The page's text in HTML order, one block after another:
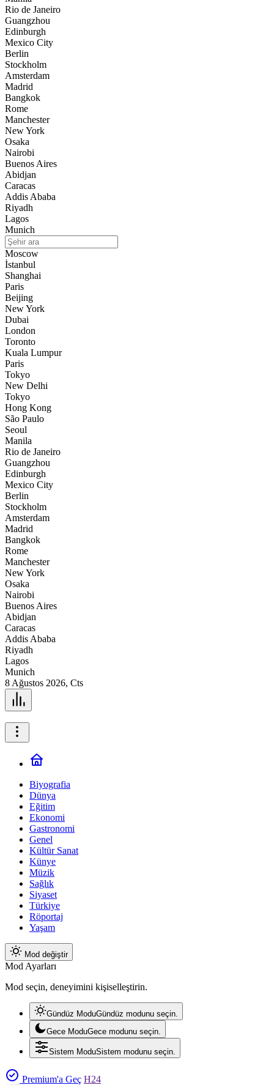
Rio de Janeiro
Guangzhou
Edinburgh
Mexico City
Berlin
Stockholm
Amsterdam
Madrid
Bangkok
Rome
Manchester
New York
Osaka
Nairobi
Buenos Aires
Abidjan
Caracas
Addis Ababa
Riyadh
Lagos
Munich
Moscow
İstanbul
Shanghai
Paris
Beijing
New York
Dubai
London
Toronto
Kuala Lumpur
Paris
Tokyo
New Delhi
Tokyo
Hong Kong
São Paulo
Seoul
Manila
Rio de Janeiro
Guangzhou
Edinburgh
Mexico City
Berlin
Stockholm
Amsterdam
Madrid
Bangkok
Rome
Manchester
New York
Osaka
Nairobi
Buenos Aires
Abidjan
Caracas
Addis Ababa
Riyadh
Lagos
Munich
8 Ağustos 2026, Cts
Biyografia
Dünya
Eğitim
Ekonomi
Gastronomi
Genel
Kültür Sanat
Künye
Müzik
Sağlık
Siyaset
Türkiye
Röportaj
Yaşam
Mod değiştir
Mod Ayarları
Mod seçin, deneyimini kişiselleştirin.
Gündüz ModuGündüz modunu seçin.
Gece ModuGece modunu seçin.
Sistem ModuSistem modunu seçin.
Premium'a Geç H24